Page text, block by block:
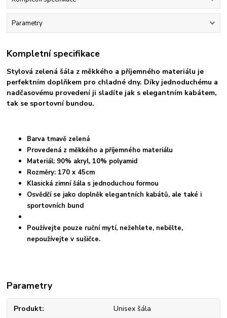
Parametry
Kompletní specifikace
Stylová zelená šála z měkkého a příjemného materiálu je
perfektním doplňkem pro chladné dny. Díky jednoduchému a
nadčasovému provedení ji sladíte jak s elegantním kabátem,
tak se sportovní bundou.
Barva tmavě zelená
Provedená z měkkého a příjemného materiálu
Materiál: 90% akryl, 10% polyamid
Rozměry: 170 x 45cm
Klasická zimní šála s jednoduchou formou
Osvědčí se jako doplněk elegantních kabátů, ale také i
sportovních bund
Používejte pouze ruční mytí, nežehlete, nebělte,
nepoužívejte v sušičce.
Parametry
Produkt Unisex šála